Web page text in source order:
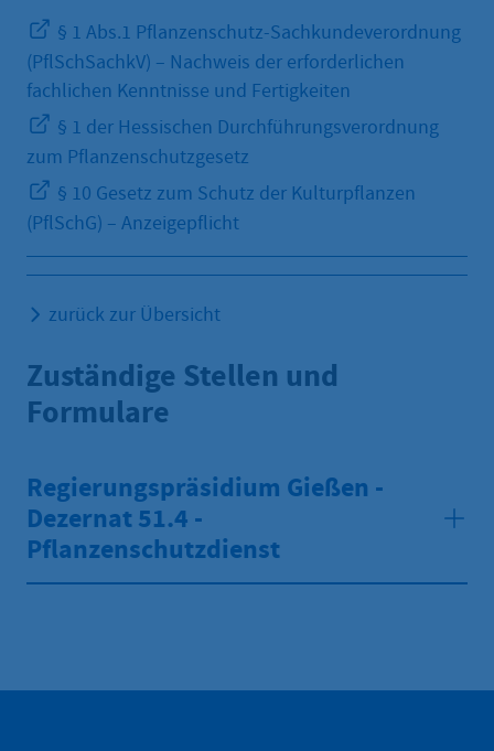
§ 1 Abs.1 Pflanzenschutz-Sachkundeverordnung
(PflSchSachkV) – Nachweis der erforderlichen
fachlichen Kenntnisse und Fertigkeiten
§ 1 der Hessischen Durchführungsverordnung
zum Pflanzenschutzgesetz
§ 10 Gesetz zum Schutz der Kulturpflanzen
(PflSchG) – Anzeigepflicht
zurück zur Übersicht
Zuständige Stellen und
Formulare
Regierungspräsidium Gießen -
Dezernat 51.4 -
Pflanzenschutzdienst